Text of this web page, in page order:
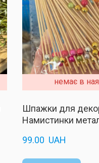
немає в
Шпажки для
Намистинки
99.00  UAH